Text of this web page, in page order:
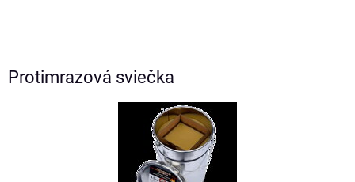
Protimrazová sviečka